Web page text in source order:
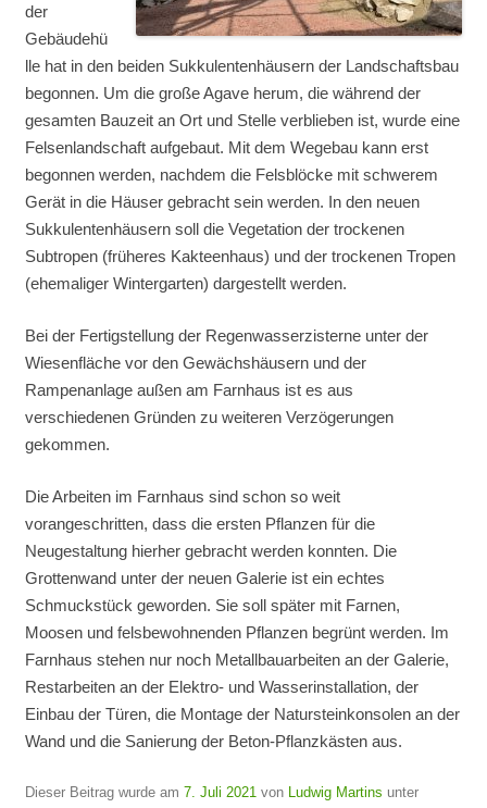
der
Gebäudehü
lle hat in den beiden Sukkulentenhäusern der Landschaftsbau
begonnen. Um die große Agave herum, die während der
gesamten Bauzeit an Ort und Stelle verblieben ist, wurde eine
Felsenlandschaft aufgebaut. Mit dem Wegebau kann erst
begonnen werden, nachdem die Felsblöcke mit schwerem
Gerät in die Häuser gebracht sein werden. In den neuen
Sukkulentenhäusern soll die Vegetation der trockenen
Subtropen (früheres Kakteenhaus) und der trockenen Tropen
(ehemaliger Wintergarten) dargestellt werden.
Bei der Fertigstellung der Regenwasserzisterne unter der
Wiesenfläche vor den Gewächshäusern und der
Rampenanlage außen am Farnhaus ist es aus
verschiedenen Gründen zu weiteren Verzögerungen
gekommen.
Die Arbeiten im Farnhaus sind schon so weit
vorangeschritten, dass die ersten Pflanzen für die
Neugestaltung hierher gebracht werden konnten. Die
Grottenwand unter der neuen Galerie ist ein echtes
Schmuckstück geworden. Sie soll später mit Farnen,
Moosen und felsbewohnenden Pflanzen begrünt werden. Im
Farnhaus stehen nur noch Metallbauarbeiten an der Galerie,
Restarbeiten an der Elektro- und Wasserinstallation, der
Einbau der Türen, die Montage der Natursteinkonsolen an der
Wand und die Sanierung der Beton-Pflanzkästen aus.
Dieser Beitrag wurde am7. Juli 2021 von Ludwig Martins unter